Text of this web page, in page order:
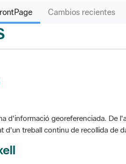
Cambios recientes
d'informació georeferenciada. De
d'un treball continu de recollida de